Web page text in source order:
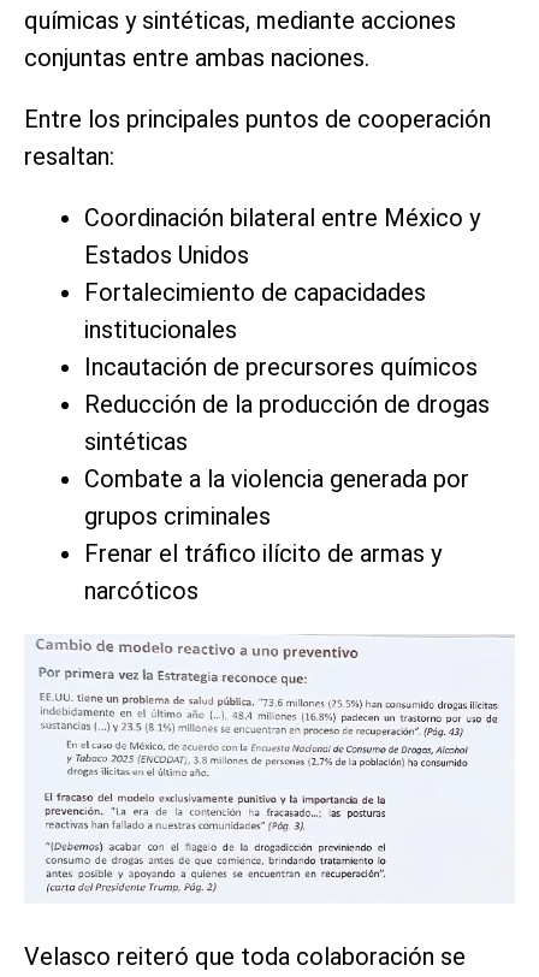
químicas y sintéticas, mediante acciones
conjuntas entre ambas naciones.
Entre los principales puntos de cooperación
resaltan:
Coordinación bilateral entre México y
Estados Unidos
Fortalecimiento de capacidades
institucionales
Incautación de precursores químicos
Reducción de la producción de drogas
sintéticas
Combate a la violencia generada por
grupos criminales
Frenar el tráfico ilícito de armas y
narcóticos
Velasco reiteró que toda colaboración se